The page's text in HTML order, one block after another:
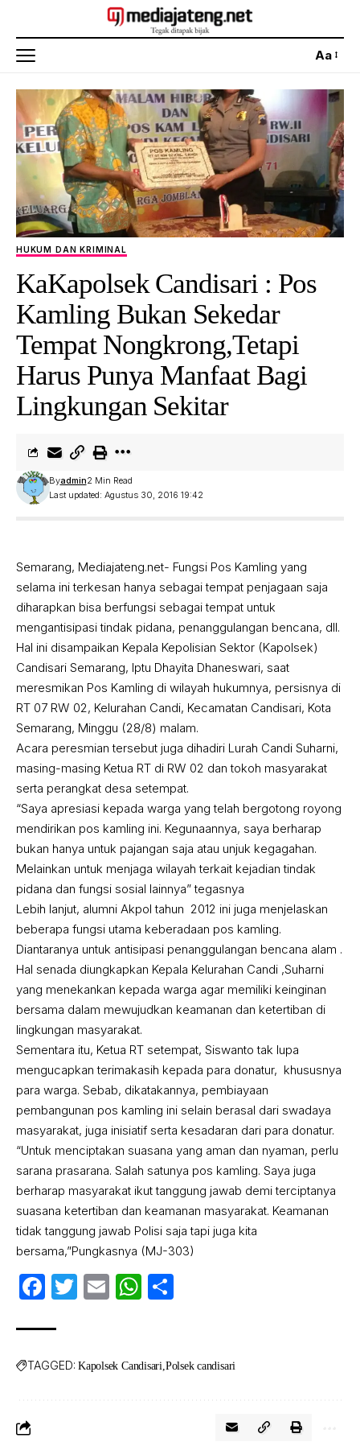
Aa
HUKUM DAN KRIMINAL
KaKapolsek Candisari : Pos
Kamling Bukan Sekedar
Tempat Nongkrong,Tetapi
Harus Punya Manfaat Bagi
Lingkungan Sekitar
Last updated: Agustus 30, 2016 19:42
Byadmin2 Min Read
Semarang, Mediajateng.net- Fungsi Pos Kamling yang
selama ini terkesan hanya sebagai tempat penjagaan saja
diharapkan bisa berfungsi sebagai tempat untuk
mengantisipasi tindak pidana, penanggulangan bencana, dll.
Hal ini disampaikan Kepala Kepolisian Sektor (Kapolsek)
Candisari Semarang, Iptu Dhayita Dhaneswari, saat
meresmikan Pos Kamling di wilayah hukumnya, persisnya di
RT 07 RW 02, Kelurahan Candi, Kecamatan Candisari, Kota
Semarang, Minggu (28/8) malam.
Acara peresmian tersebut juga dihadiri Lurah Candi Suharni,
masing-masing Ketua RT di RW 02 dan tokoh masyarakat
serta perangkat desa setempat.
“Saya apresiasi kepada warga yang telah bergotong royong
mendirikan pos kamling ini. Kegunaannya, saya berharap
bukan hanya untuk pajangan saja atau unjuk kegagahan.
Melainkan untuk menjaga wilayah terkait kejadian tindak
pidana dan fungsi sosial lainnya” tegasnya
Lebih lanjut, alumni Akpol tahun 2012 ini juga menjelaskan
beberapa fungsi utama keberadaan pos kamling.
Diantaranya untuk antisipasi penanggulangan bencana alam .
Hal senada diungkapkan Kepala Kelurahan Candi ,Suharni
yang menekankan kepada warga agar memiliki keinginan
bersama dalam mewujudkan keamanan dan ketertiban di
lingkungan masyarakat.
Sementara itu, Ketua RT setempat, Siswanto tak lupa
mengucapkan terimakasih kepada para donatur, khususnya
para warga. Sebab, dikatakannya, pembiayaan
pembangunan pos kamling ini selain berasal dari swadaya
masyarakat, juga inisiatif serta kesadaran dari para donatur.
“Untuk menciptakan suasana yang aman dan nyaman, perlu
sarana prasarana. Salah satunya pos kamling. Saya juga
berharap masyarakat ikut tanggung jawab demi terciptanya
suasana ketertiban dan keamanan masyarakat. Keamanan
tidak tanggung jawab Polisi saja tapi juga kita
bersama,”Pungkasnya (MJ-303)
Facebook
Twitter
EmailWhatsApp
TAGGED: Kapolsek Candisari Polsek candisari